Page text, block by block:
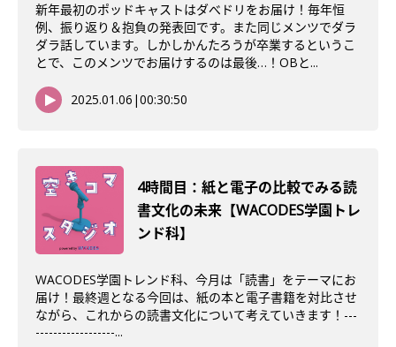
新年最初のポッドキャストはダべドリをお届け！毎年恒
例、振り返り＆抱負の発表回です。また同じメンツでダラ
ダラ話しています。しかしかんたろうが卒業するというこ
とで、このメンツでお届けするのは最後…！OBと...
2025.01.06 |00:30:50
4時間目：紙と電子の比較でみる読
書文化の未来【WACODES学園トレ
ンド科】
WACODES学園トレンド科、今月は「読書」をテーマにお
届け！最終週となる今回は、紙の本と電子書籍を対比させ
ながら、これからの読書文化について考えていきます！---
------------------...